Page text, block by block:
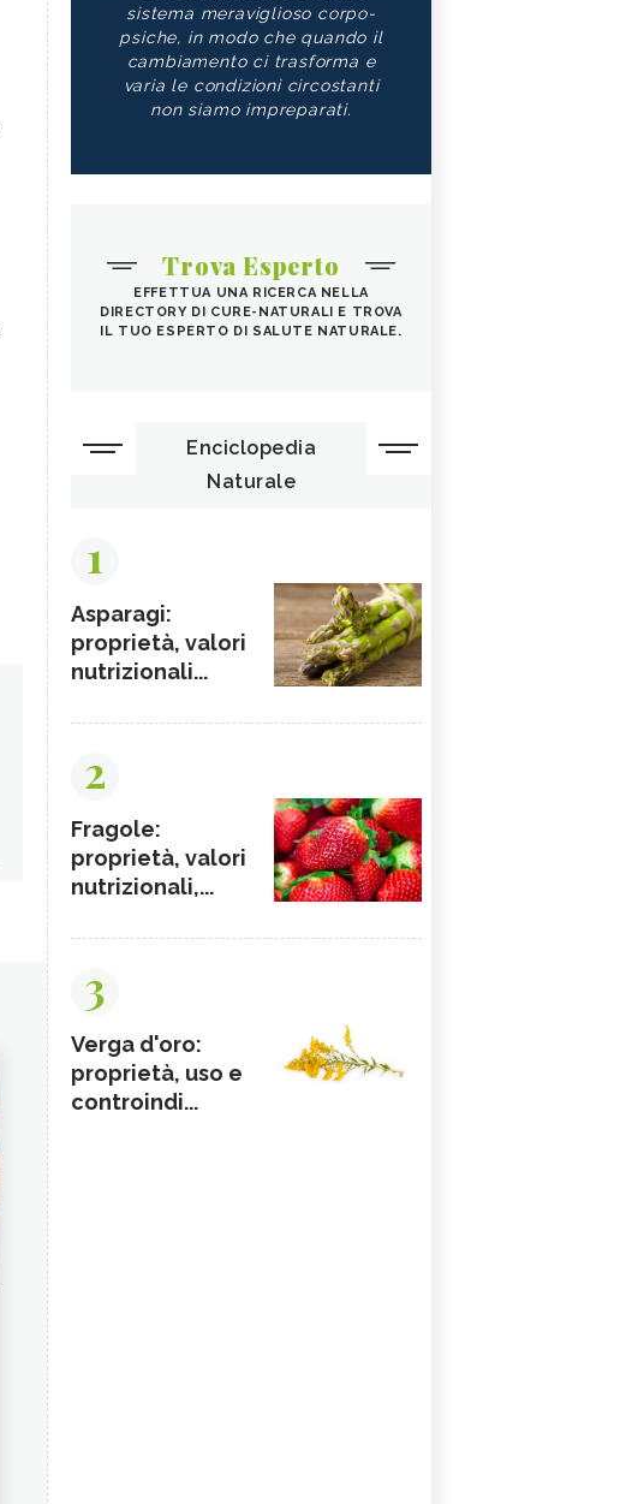
sistema meraviglioso corpo-
psiche, in modo che quando il
cambiamento ci trasforma e
varia le condizioni circostanti
non siamo impreparati.
Trova Esperto
EFFETTUA UNA RICERCA NELLA
DIRECTORY DI CURE-NATURALI E TROVA
IL TUO ESPERTO DI SALUTE NATURALE.
Enciclopedia
Naturale
1
Asparagi:
proprietà, valori
nutrizionali...
2
Fragole:
proprietà, valori
nutrizionali,...
3
Verga d'oro:
proprietà, uso e
controindi...